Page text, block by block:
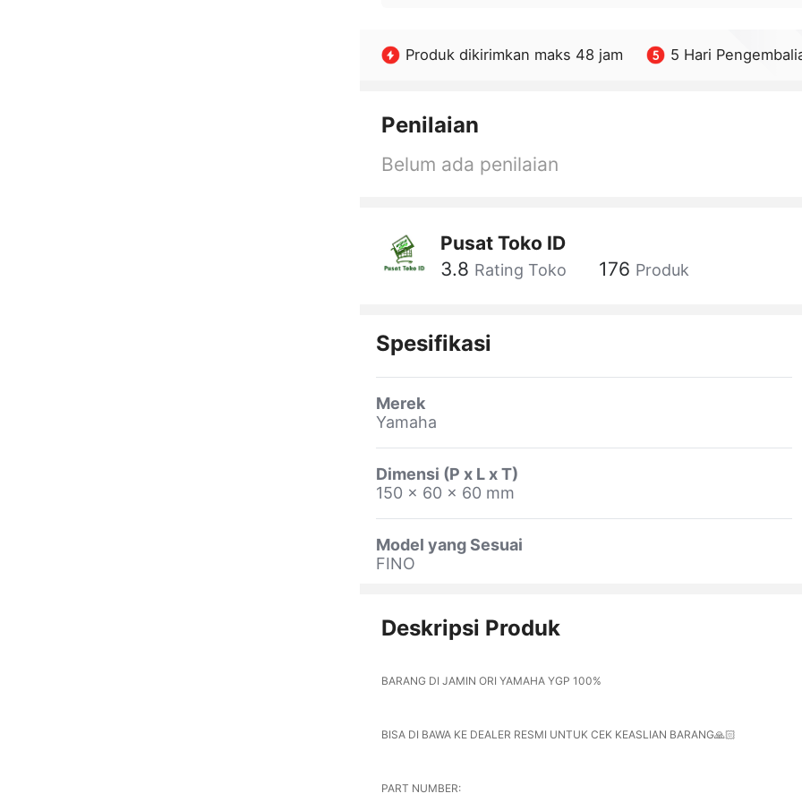
Produk dikirimkan maks 48 jam 5 Hari
Penilaian
Belum ada penilaian
Pusat Toko ID
3.8 Rating Toko 176 Produk
Spesifikasi
Merek
Yamaha
Dimensi (P x L x T)
150 x 60 x 60 mm
Model yang Sesuai
FINO
Deskripsi Produk
BARANG DI JAMIN ORI YAMAHA YGP 100%
BISA DI BAWA KE DEALER RESMI UNTUK CEK KEASLIAN BARANG🙏🏻
PART NUMBER: